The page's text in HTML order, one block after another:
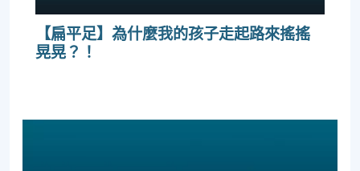
【扁平足】為什麼我的孩子走起路來搖搖
晃晃？！